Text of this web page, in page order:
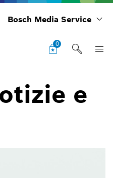
Bosch Media Service
0
e